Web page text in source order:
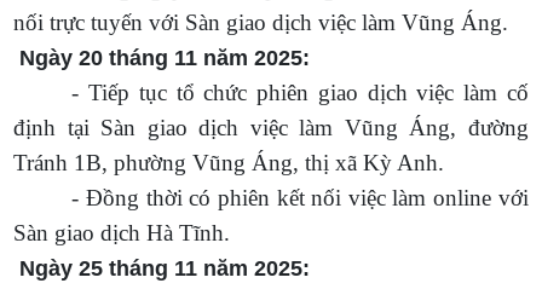
nối trực tuyến với Sàn giao dịch việc làm Vũng Áng.
Ngày 20 tháng 11 năm 2025:
- Tiếp tục tổ chức phiên giao dịch việc làm cố
định tại Sàn giao dịch việc làm Vũng Áng, đường
Tránh 1B, phường Vũng Áng, thị xã Kỳ Anh.
- Đồng thời có phiên kết nối việc làm online với
Sàn giao dịch Hà Tĩnh.
Ngày 25 tháng 11 năm 2025: